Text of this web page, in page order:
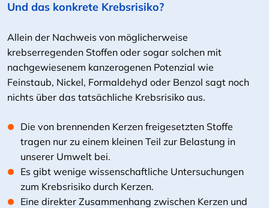
Und das konkrete Krebsrisiko?
Allein der Nachweis von möglicherweise
krebserregenden Stoffen oder sogar solchen mit
nachgewiesenem kanzerogenen Potenzial wie
Feinstaub, Nickel, Formaldehyd oder Benzol sagt noch
nichts über das tatsächliche Krebsrisiko aus.
Die von brennenden Kerzen freigesetzten Stoffe
tragen nur zu einem kleinen Teil zur Belastung in
unserer Umwelt bei.
Es gibt wenige wissenschaftliche Untersuchungen
zum Krebsrisiko durch Kerzen.
Eine direkter Zusammenhang zwischen Kerzen und